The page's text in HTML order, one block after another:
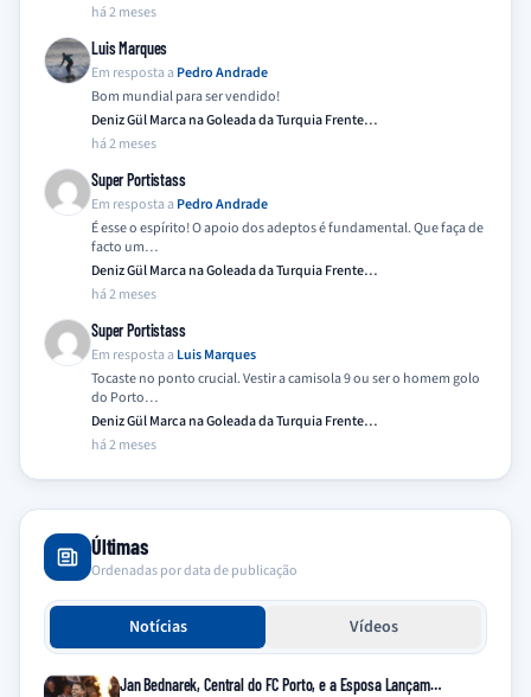
há 2 meses
Luis Marques
Em resposta a Pedro Andrade
Bom mundial para ser vendido!
Deniz Gül Marca na Goleada da Turquia Frente…
há 2 meses
Super Portistass
Em resposta a Pedro Andrade
É esse o espírito! O apoio dos adeptos é fundamental. Que faça de
facto um…
Deniz Gül Marca na Goleada da Turquia Frente…
há 2 meses
Super Portistass
Em resposta a Luis Marques
Tocaste no ponto crucial. Vestir a camisola 9 ou ser o homem golo
do Porto…
Deniz Gül Marca na Goleada da Turquia Frente…
há 2 meses
Últimas
Ordenadas por data de publicação
Notícias Vídeos
Jan Bednarek, Central do FC Porto, e a Esposa Lançam…